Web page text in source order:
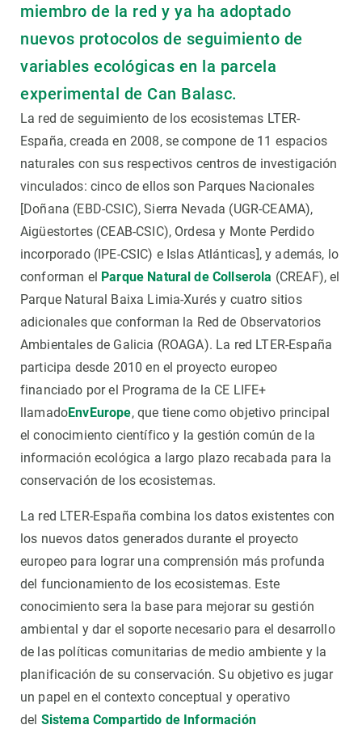
miembro de la red y ya ha adoptado
nuevos protocolos de seguimiento de
variables ecológicas en la parcela
experimental de Can Balasc.
La red de seguimiento de los ecosistemas LTER-
España, creada en 2008, se compone de 11 espacios
naturales con sus respectivos centros de investigación
vinculados: cinco de ellos son Parques Nacionales
[Doñana (EBD-CSIC), Sierra Nevada (UGR-CEAMA),
Aigüestortes (CEAB-CSIC), Ordesa y Monte Perdido
incorporado (IPE-CSIC) e Islas Atlánticas], y además, lo
conforman el Parque Natural de Collserola (CREAF), el
Parque Natural Baixa Limia-Xurés y cuatro sitios
adicionales que conforman la Red de Observatorios
Ambientales de Galicia (ROAGA). La red LTER-España
participa desde 2010 en el proyecto europeo
financiado por el Programa de la CE LIFE+
llamadoEnvEurope, que tiene como objetivo principal
el conocimiento científico y la gestión común de la
información ecológica a largo plazo recabada para la
conservación de los ecosistemas.
La red LTER-España combina los datos existentes con
los nuevos datos generados durante el proyecto
europeo para lograr una comprensión más profunda
del funcionamiento de los ecosistemas. Este
conocimiento sera la base para mejorar su gestión
ambiental y dar el soporte necesario para el desarrollo
de las políticas comunitarias de medio ambiente y la
planificación de su conservación. Su objetivo es jugar
un papel en el contexto conceptual y operativo
del Sistema Compartido de Información